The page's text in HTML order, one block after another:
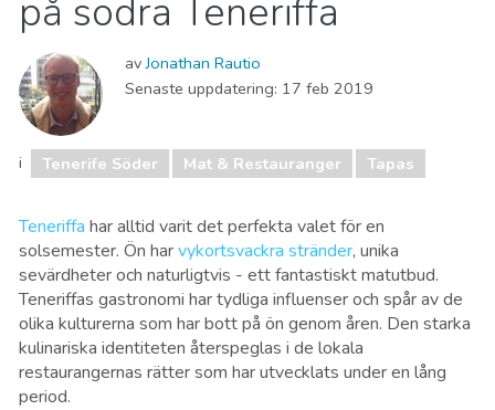
Vart ska man bo
på södra Teneriffa
avJonathan Rautio
Senaste uppdatering: 17 feb 2019
i Tenerife Söder Mat & Restauranger Tapas
Teneriffa har alltid varit det perfekta valet för en
solsemester. Ön harvykortsvackra stränder, unika
sevärdheter och naturligtvis - ett fantastiskt matutbud.
Teneriffas gastronomi har tydliga influenser och spår av de
olika kulturerna som har bott på ön genom åren. Den starka
kulinariska identiteten återspeglas i de lokala
restaurangernas rätter som har utvecklats under en lång
period.